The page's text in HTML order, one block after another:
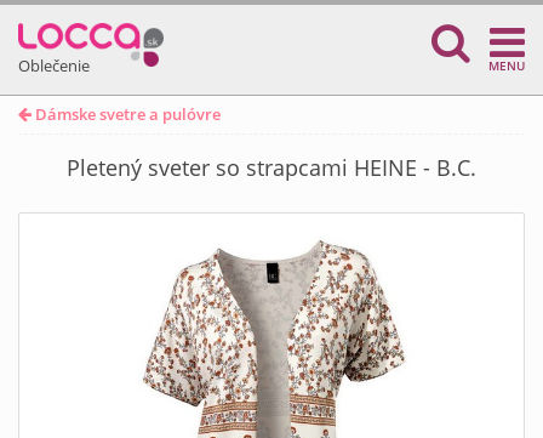
Oblečenie MENU
Dámske svetre a pulóvre
Pletený sveter so strapcami HEINE - B.C.